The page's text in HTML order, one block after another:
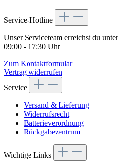
Service-Hotline
Unser Serviceteam erreichst du
09:00 - 17:30 Uhr
Zum Kontaktformular
Vertrag widerrufen
Service
Versand & Lieferung
Widerrufsrecht
Batterieverordnung
Rückgabezentrum
Wichtige Links